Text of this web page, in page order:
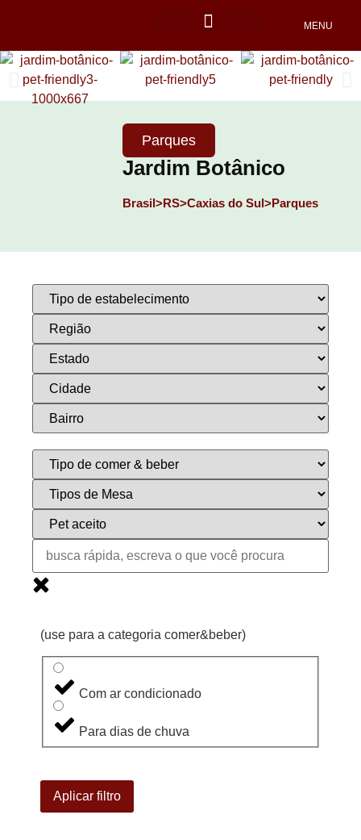
MENU
Parques
Jardim Botânico
Brasil>RS>Caxias do Sul>Parques
(use para a categoria comer&beber)
Com ar condicionado
Para dias de chuva
Aplicar filtro